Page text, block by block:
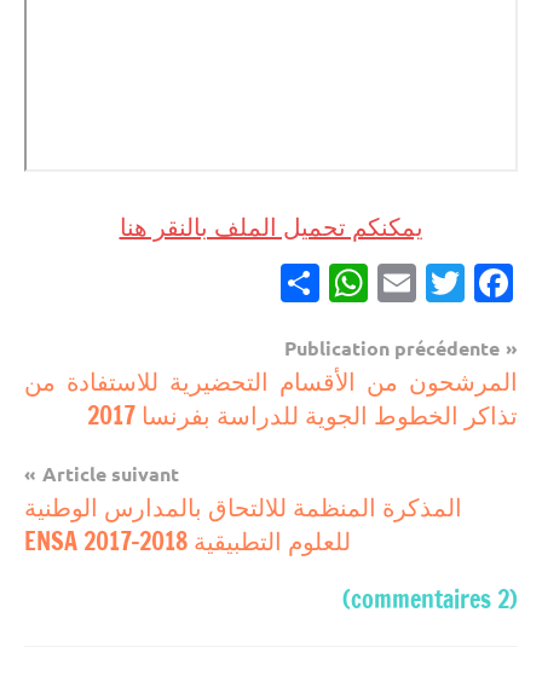
يمكنكم تحميل الملف بالنقر هنا
Facebook
Twitter
Email
WhatsApp
مباريات
مباريات
وما
Navigation
de
l’article
Publication précédente
المرشحون من الأقسام التحضيرية للاستفادة من
تذاكر الخطوط الجوية للدراسة بفرنسا 2017
Article suivant
المذكرة المنظمة للالتحاق بالمدارس الوطنية
للعلوم التطبيقية ENSA 2017-2018
(2 commentaires)